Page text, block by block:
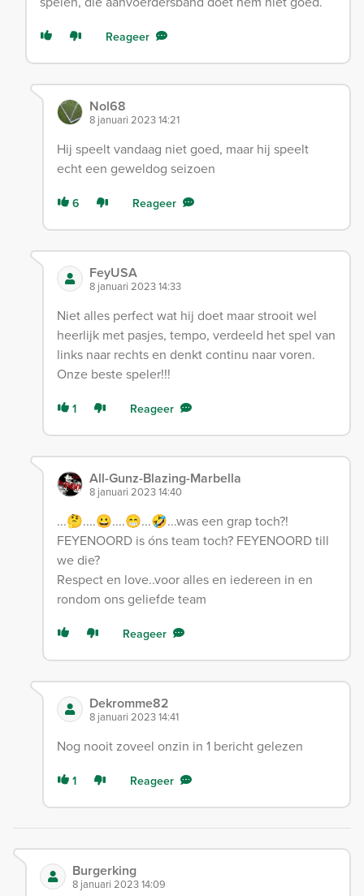
Reageer
Nol68
8 januari 2023 14:21
Hij speelt vandaag niet goed, maar hij speelt
echt een geweldog seizoen
6 Reageer
FeyUSA
8 januari 2023 14:33
Niet alles perfect wat hij doet maar strooit wel
heerlijk met pasjes, tempo, verdeeld het spel van
links naar rechts en denkt continu naar voren.
Onze beste speler!!!
1 Reageer
All-Gunz-Blazing-Marbella
8 januari 2023 14:40
...🤔....😀....😁...🤣...was een grap toch?!
FEYENOORD is óns team toch? FEYENOORD till
we die?
Respect en love..voor alles en iedereen in en
rondom ons geliefde team
Reageer
Dekromme82
8 januari 2023 14:41
Nog nooit zoveel onzin in 1 bericht gelezen
1 Reageer
Burgerking
8 januari 2023 14:09